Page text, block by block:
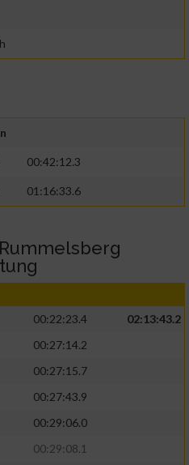
00:42:12.3
01:16:33.6
00:22:23.4
02:13:43.2
00:27:14.2
00:27:15.7
00:27:43.9
00:29:06.0
00:29:08.1